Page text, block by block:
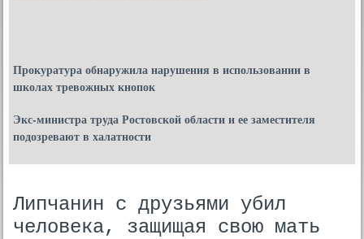
Прокуратура обнаружила нарушения в использовании в
школах тревожных кнопок
Экс-министра труда Ростовской области и ее заместителя
подозревают в халатности
Липчанин с друзьями убил
человека, защищая свою мать